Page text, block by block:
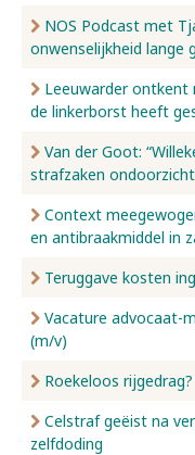
NOS Podcast met
onwenselijkheid lange
Leeuwarder
de linkerborst heeft
Van der Goot:
strafzaken
Context
en antibraakmiddel in
Teruggave kosten
Vacature advocaat-
(m/v)
Roekeloos rijgedrag?
Celstraf geëist na
zelfdoding